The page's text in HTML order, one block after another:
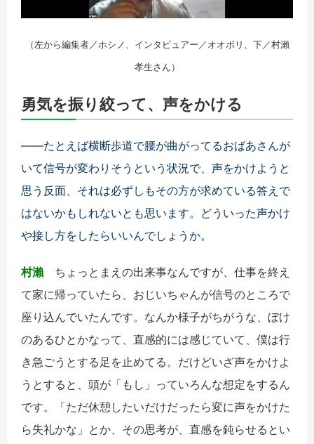
（左から編集者／ホシノ、インタビュアー／オオボリ、下／村瀨
孝生さん）
勇気を振り絞って、声をかける
――たとえば横断歩道で腰が曲がってるおばあさんが
いて信号が変わりそうという状況で、声をかけようと
思う反面、それは必ずしもその方が求めている答えで
はないかもしれないとも思います。 どういった声かけ
や接し方をしたらいいんでしょうか。
村瀨 ちょっとまえの出来事なんですが、仕事を終え
て家に帰っていたら、おじいちゃんが信号のところで
座り込んでいたんです。なんか様子がちがうな、ぼけ
のあるひとかなって、直感的には感じていて、僕は行
き急ごうとする足を止めてる。だけどいざ声をかけよ
うとすると、頭が「もし」っていろんな想定をするん
です。「ただ休憩したいだけだったら変に声をかけた
ら失礼かな」とか、その思考が、直感を鈍らせるとい